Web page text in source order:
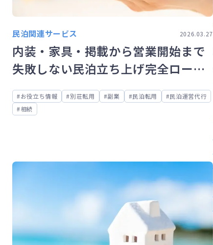
民泊関連サービス 2026.03.27
内装・家具・掲載から営業開始まで
失敗しない民泊立ち上げ完全ロード
マップ
お役立ち情報 別荘転用 副業 民泊転用
民泊運営代行
相続